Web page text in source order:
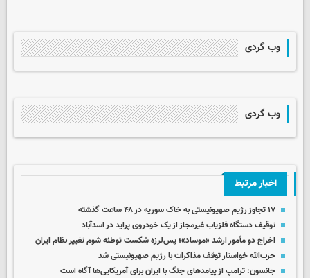
وب گردی
وب گردی
اخبار مرتبط
۱۷ تجاوز رژیم صهیونیستی به خاک سوریه در ۴۸ ساعت گذشته
توقیف دستگاه فلزیاب غیرمجاز از یک خودروی پراید در اسدآباد
اخراج دو مأمور ارشد «موساد»؛ پس‌لرزه شکست توطئه شوم تغییر نظام ایران
حزب‌الله خواستار توقف مذاکرات با رژیم صهیونیستی شد
جانسون: ترامپ از پیامدهای جنگ با ایران برای آمریکایی‌ها آگاه است